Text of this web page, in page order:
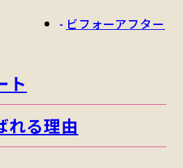
ビフォーアフター
ト
れる理由